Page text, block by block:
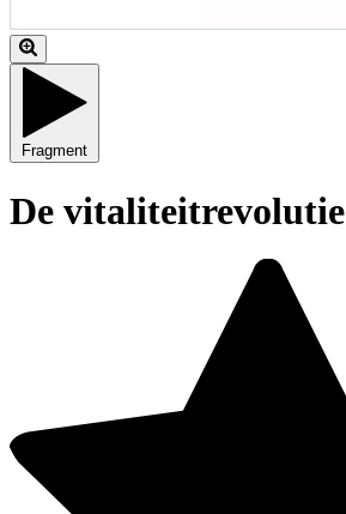
Fragment
De vitaliteitrevolutie